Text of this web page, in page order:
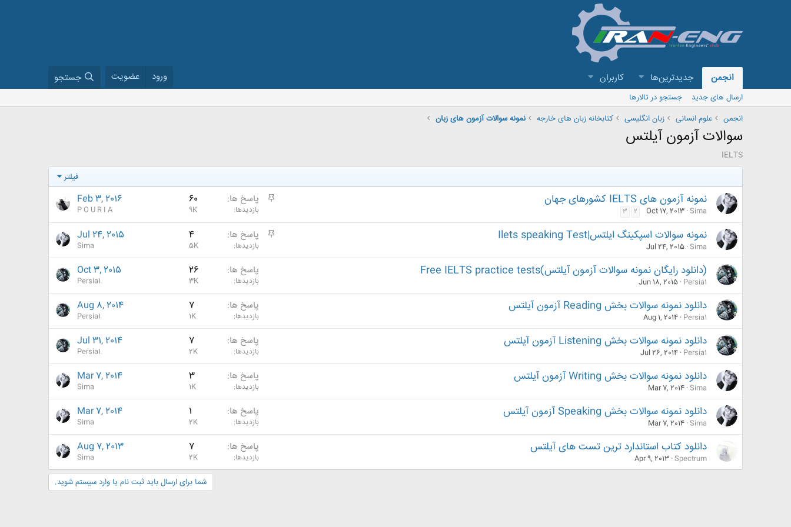
انجمن جدیدترین‌ها کاربران ورود عضویت جستجو
ارسال های جدید
جستجو در تالارها
انجمن
علوم انسانی زبان انگلیسی کتابخانه زبان های خارجه نمونه سوالات آزمون های زبان
سوالات آزمون آیلتس
IELTS
فیلتر
م
نمونه آزمون های IELTS کشورهای جهان
Sima
Oct 17, 2013
2
3
پاسخ ها 60
بازدیدها 9K
Feb 3, 2016
P O U R I A
م
نمونه سوالات اسپکینگ ایلتس|Ilets speaking Test
Sima
Jul 24, 2015
پاسخ ها 4
بازدیدها 5K
Jul 24, 2015
Sima
(دانلود رایگان نمونه سوالات آزمون آیلتس)Free IELTS practice tests
Persia1
Jun 18, 2015
پاسخ ها 26
بازدیدها 3K
Oct 3, 2015
Persia1
دانلود نمونه سوالات بخش Reading آزمون آیلتس
Persia1
Aug 1, 2014
پاسخ ها 7
بازدیدها 1K
Aug 8, 2014
Persia1
دانلود نمونه سوالات بخش Listening آزمون آیلتس
Persia1
Jul 26, 2014
پاسخ ها 7
بازدیدها 2K
Jul 31, 2014
Persia1
دانلود نمونه سوالات بخش Writing آزمون آیلتس
Sima
Mar 7, 2014
پاسخ ها 3
بازدیدها 1K
Mar 7, 2014
Sima
دانلود نمونه سوالات بخش Speaking آزمون آیلتس
Sima
Mar 7, 2014
پاسخ ها 1
بازدیدها 2K
Mar 7, 2014
Sima
دانلود کتاب استاندارد ترین تست های آیلتس
Spectrum
Apr 9, 2013
پاسخ ها 7
بازدیدها 2K
Aug 7, 2013
Sima
شما برای ارسال باید ثبت نام یا وارد سیستم شوید.